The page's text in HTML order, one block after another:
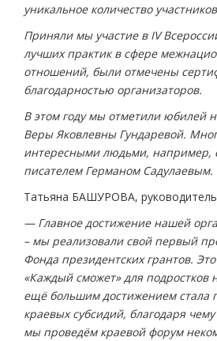
уникальное количество
Приняли мы участие в IV
лучших практик в сфере
отношений, были отмечены
благодарностью организаторов.
В этом году мы отметили юбилей
Веры Яковлевны Гундаревой.
интересными людьми, например,
писателем Германом Садулаевым.
Татьяна БАШУРОВА,
— Главное достижение нашей
– мы реализовали свой первый
Фонда президентских грантов.
«Каждый сможет» для подростков
ещё большим достижением стала
краевых субсидий, благодаря
мы проведём краевой форум